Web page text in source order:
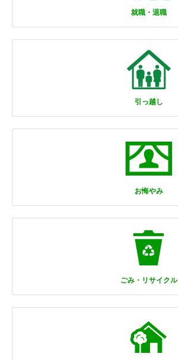
就職・退職
引っ越し
お悔やみ
ごみ・リサイクル